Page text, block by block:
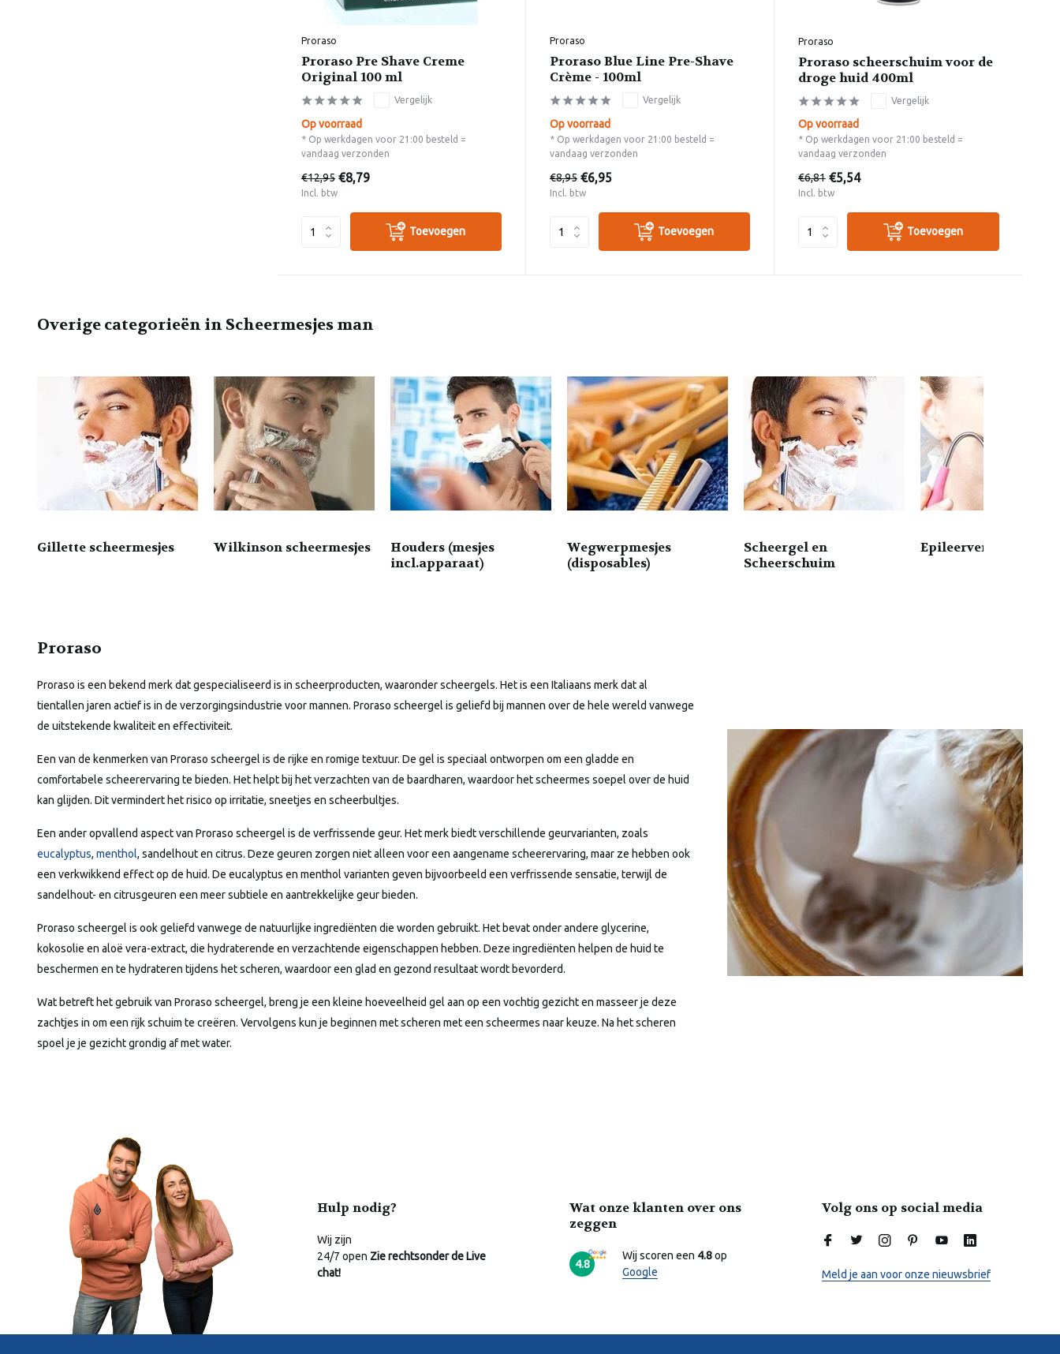
Proraso
Proraso Pre Shave Creme
Original 100 ml
Vergelijk
Op voorraad
* Op werkdagen voor 21:00 besteld =
vandaag verzonden
€12,95 €8,79
Incl. btw
Toevoegen
Proraso
Proraso Blue Line Pre-Shave
Crème - 100ml
Vergelijk
Op voorraad
* Op werkdagen voor 21:00 besteld =
vandaag verzonden
€8,95 €6,95
Incl. btw
Toevoegen
Proraso
Proraso scheerschuim voor de
droge huid 400ml
Vergelijk
Op voorraad
* Op werkdagen voor 21:00 besteld =
vandaag verzonden
€6,81 €5,54
Incl. btw
Toevoegen
Overige categorieën in Scheermesjes man
Gillette scheermesjes Wilkinson scheermesjes
Houders (mesjes
incl.apparaat)
Wegwerpmesjes
(disposables)
Scheergel en
Scheerschuim
Epileerveren
Proraso
Proraso is een bekend merk dat gespecialiseerd is in scheerproducten, waaronder scheergels. Het is een Italiaans merk dat al
tientallen jaren actief is in de verzorgingsindustrie voor mannen. Proraso scheergel is geliefd bij mannen over de hele wereld vanwege
de uitstekende kwaliteit en effectiviteit.
Een van de kenmerken van Proraso scheergel is de rijke en romige textuur. De gel is speciaal ontworpen om een gladde en
comfortabele scheerervaring te bieden. Het helpt bij het verzachten van de baardharen, waardoor het scheermes soepel over de huid
kan glijden. Dit vermindert het risico op irritatie, sneetjes en scheerbultjes.
Een ander opvallend aspect van Proraso scheergel is de verfrissende geur. Het merk biedt verschillende geurvarianten, zoals
eucalyptus, menthol, sandelhout en citrus. Deze geuren zorgen niet alleen voor een aangename scheerervaring, maar ze hebben ook
een verkwikkend effect op de huid. De eucalyptus en menthol varianten geven bijvoorbeeld een verfrissende sensatie, terwijl de
sandelhout- en citrusgeuren een meer subtiele en aantrekkelijke geur bieden.
Proraso scheergel is ook geliefd vanwege de natuurlijke ingrediënten die worden gebruikt. Het bevat onder andere glycerine,
kokosolie en aloë vera-extract, die hydraterende en verzachtende eigenschappen hebben. Deze ingrediënten helpen de huid te
beschermen en te hydrateren tijdens het scheren, waardoor een glad en gezond resultaat wordt bevorderd.
Wat betreft het gebruik van Proraso scheergel, breng je een kleine hoeveelheid gel aan op een vochtig gezicht en masseer je deze
zachtjes in om een rijk schuim te creëren. Vervolgens kun je beginnen met scheren met een scheermes naar keuze. Na het scheren
spoel je je gezicht grondig af met water.
Hulp nodig?
Wij zijn
24/7 open Zie rechtsonder de Live
chat!
Wat onze klanten over ons
zeggen
4.8
Wij scoren een 4.8op
Google
Volg ons op social media
Meld je aan voor onze nieuwsbrief
Online